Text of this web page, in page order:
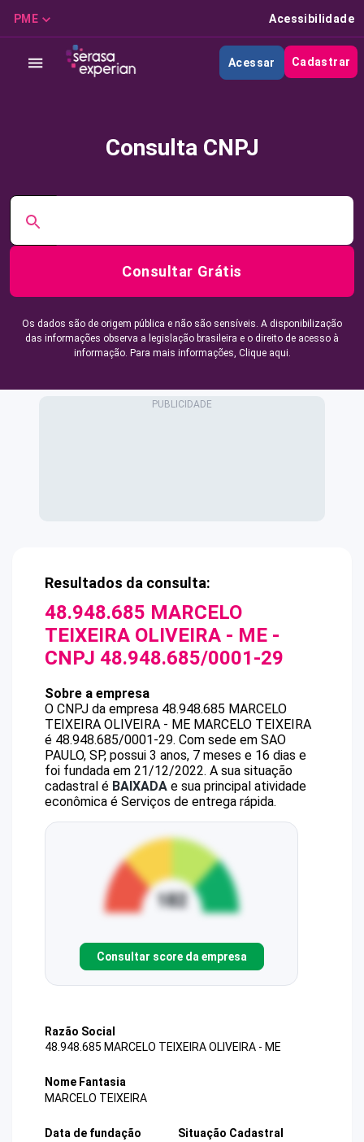
PME Acessibilidade
Acessar Cadastrar
Consulta CNPJ
Consultar Grátis
Os dados são de origem pública e não são sensíveis. A disponibilização
das informações observa a legislação brasileira e o direito de acesso à
informação. Para mais informações, Clique aqui.
Resultados da consulta:
48.948.685 MARCELO
TEIXEIRA OLIVEIRA - ME -
CNPJ 48.948.685/0001-29
Sobre a empresa
O CNPJ da empresa 48.948.685 MARCELO
TEIXEIRA OLIVEIRA - ME MARCELO TEIXEIRA
é 48.948.685/0001-29. Com sede em SAO
PAULO, SP, possui 3 anos, 7 meses e 16 dias e
foi fundada em 21/12/2022. A sua situação
cadastral é BAIXADA e sua principal atividade
econômica é Serviços de entrega rápida.
Consultar score da empresa
Razão Social
48.948.685 MARCELO TEIXEIRA OLIVEIRA - ME
Nome Fantasia
MARCELO TEIXEIRA
Data de fundação
Situação Cadastral